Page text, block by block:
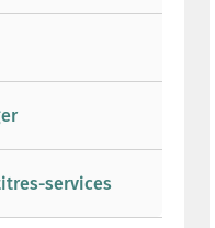
services